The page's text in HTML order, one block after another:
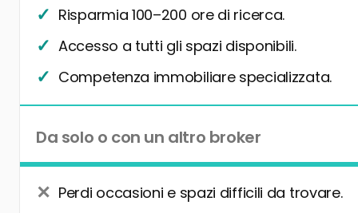
Risparmia 100–200 ore di ricerca.
Accesso a tutti gli spazi disponibili.
Competenza immobiliare specializzata.
Da solo o con un altro broker
Perdi occasioni e spazi difficili da trovare.